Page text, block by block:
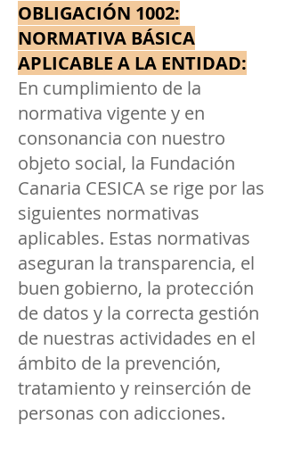
OBLIGACIÓN 1002:
NORMATIVA BÁSICA
APLICABLE A LA ENTIDAD:
En cumplimiento de la
normativa vigente y en
consonancia con nuestro
objeto social, la Fundación
Canaria CESICA se rige por las
siguientes normativas
aplicables. Estas normativas
aseguran la transparencia, el
buen gobierno, la protección
de datos y la correcta gestión
de nuestras actividades en el
ámbito de la prevención,
tratamiento y reinserción de
personas con adicciones.